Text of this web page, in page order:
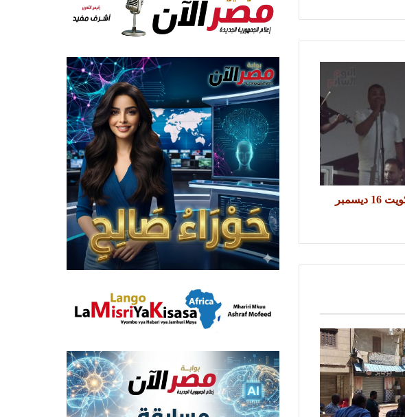
عمرو دياب يحيى حفلاً غنائيًا فى الكويت 16 ديسمبر